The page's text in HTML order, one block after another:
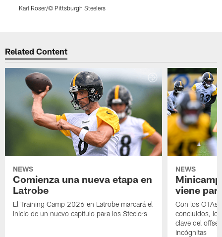
Karl Roser/© Pittsburgh Steelers
Related Content
NEWS
Comienza una nueva etapa en
Latrobe
El Training Camp 2026 en Latrobe marcará el
inicio de un nuevo capítulo para los Steelers
NEWS
viene
Con los OTAs
concluidos,
clave del
incógnitas